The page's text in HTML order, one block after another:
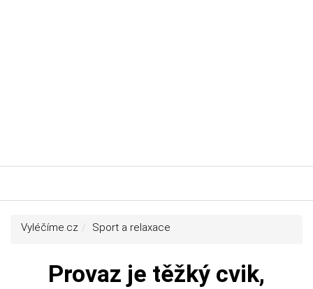
Vyléčíme.cz Sport a relaxace
Provaz je těžký cvik,